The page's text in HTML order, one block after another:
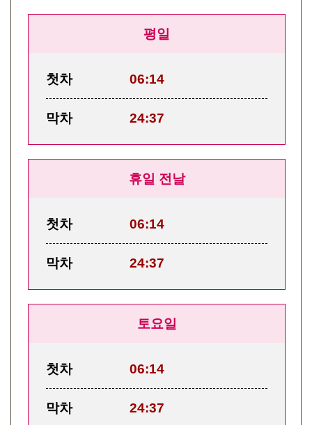
평일
첫차 06:14
막차 24:37
휴일 전날
첫차 06:14
막차 24:37
토요일
첫차 06:14
막차 24:37